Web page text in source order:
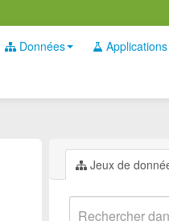
Données Applications
Jeux de